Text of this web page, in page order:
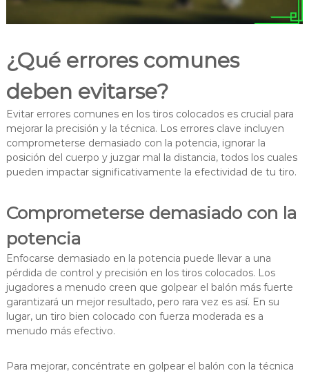
¿Qué errores comunes
deben evitarse?
Evitar errores comunes en los tiros colocados es crucial para
mejorar la precisión y la técnica. Los errores clave incluyen
comprometerse demasiado con la potencia, ignorar la
posición del cuerpo y juzgar mal la distancia, todos los cuales
pueden impactar significativamente la efectividad de tu tiro.
Comprometerse demasiado con la
potencia
Enfocarse demasiado en la potencia puede llevar a una
pérdida de control y precisión en los tiros colocados. Los
jugadores a menudo creen que golpear el balón más fuerte
garantizará un mejor resultado, pero rara vez es así. En su
lugar, un tiro bien colocado con fuerza moderada es a
menudo más efectivo.
Para mejorar, concéntrate en golpear el balón con la técnica